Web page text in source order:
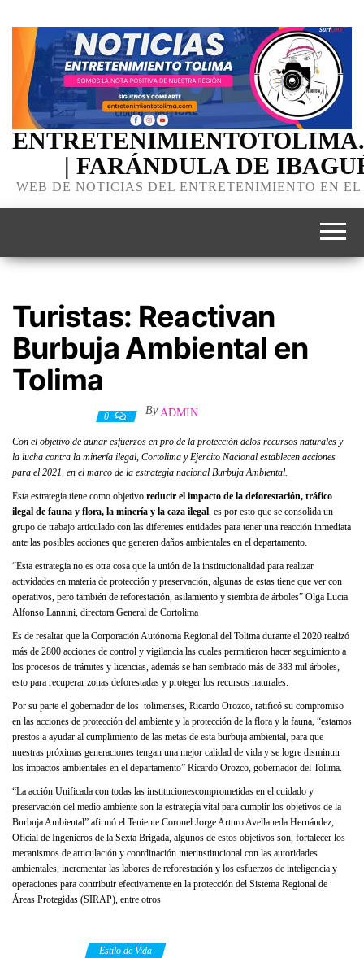
| FARÁNDULA DE
WEB DE NOTICIAS DEL ENTRETENIMIENTO EN
Turistas: Reactivan
Burbuja Ambiental en
Tolima
0 By ADMIN
Con el objetivo de aunar esfuerzos en pro de la protección delos recursos naturales y
la lucha contra la minería ilegal, Cortolima y Ejercito Nacional establecen acciones
para el 2021, en el marco de la estrategia nacional Burbuja Ambiental.
Esta estrategia tiene como objetivo reducir el impacto de la deforestación, tráfico
ilegal de fauna y flora, la minería y la caza ilegal, es por esto que se consolida un
grupo de trabajo articulado con las diferentes entidades para tener una reacción inmediata
ante las posibles acciones que generen daños ambientales en el departamento.
“Esta estrategia no es otra cosa que la unión de la institucionalidad para realizar
actividades en materia de protección y preservación, algunas de estas tiene que ver con
operativos, pero también de reforestación, asilamiento y siembra de árboles” Olga Lucia
Alfonso Lannini, directora General de Cortolima
Es de resaltar que la Corporación Autónoma Regional del Tolima durante el 2020 realizó
más de 2800 acciones de control y vigilancia las cuales permitieron hacer seguimiento a
los procesos de trámites y licencias, además se han sembrado más de 383 mil árboles,
esto para recuperar zonas deforestadas y proteger los recursos naturales.
Por su parte el gobernador de los tolimenses, Ricardo Orozco, ratificó su compromiso
en las acciones de protección del ambiente y la protección de la flora y la fauna, “estamos
prestos a ayudar al cumplimiento de las metas de esta burbuja ambiental, para que
nuestras próximas generaciones tengan una mejor calidad de vida y se logre disminuir
los impactos ambientales en el departamento” Ricardo Orozco, gobernador del Tolima.
“La acción Unificada con todas las institucionescomprometidas en el cuidado y
preservación del medio ambiente son la estrategia vital para cumplir los objetivos de la
Burbuja Ambiental” afirmó el Teniente Coronel Jorge Arturo Avellaneda Hernández,
Oficial de Ingenieros de la Sexta Brigada, algunos de estos objetivos son, fortalecer los
mecanismos de articulación y coordinación interinstitucional con las autoridades
ambientales, incrementar las labores de reforestación y los esfuerzos de inteligencia y
operaciones para contribuir efectivamente en la protección del Sistema Regional de
Áreas Protegidas (SIRAP), entre otros.
Estilo de Vida